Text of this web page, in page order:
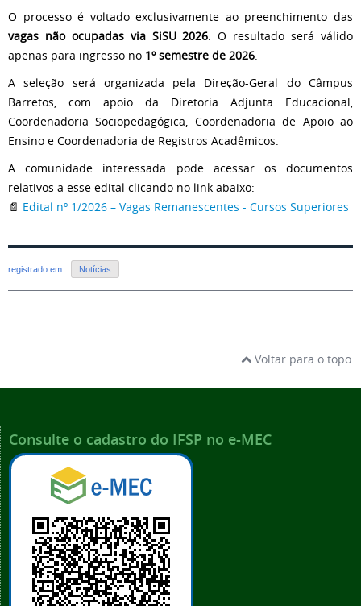
O processo é voltado exclusivamente ao preenchimento das
vagas não ocupadas via SiSU 2026 . O resultado será válido
apenas para ingresso no 1º semestre de 2026
A seleção será organizada pela Direção-Geral do Câmpus
Barretos, com apoio da Diretoria Adjunta Educacional,
Coordenadoria Sociopedagógica, Coordenadoria de Apoio ao
Ensino e Coordenadoria de Registros Acadêmicos.
A comunidade interessada pode acessar os documentos
relativos a esse edital clicando no link abaixo:
📄 Edital nº 1/2026 – Vagas Remanescentes - Cursos Superiores
registrado em: Notícias
Voltar para o topo
Consulte o cadastro do IFSP no e-MEC